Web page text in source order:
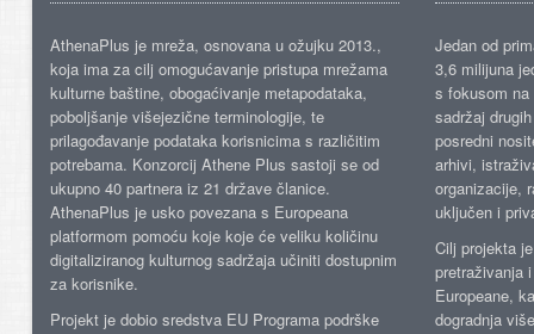
AthenaPlus je mreža, osnovana u ožujku 2013.,
koja ima za cilj omogućavanje pristupa mrežama
kulturne baštine, obogaćivanje metapodataka,
poboljšanje višejezične terminologije, te
prilagođavanje podataka korisnicima s različitim
potrebama. Konzorcij Athene Plus sastoji se od
ukupno 40 partnera iz 21 države članice.
AthenaPlus je usko povezana s Europeana
platformom pomoću koje koje će veliku količinu
digitaliziranog kulturnog sadržaja učiniti dostupnim
za korisnike.
Projekt je dobio sredstva EU Programa podrške
Jedan od
3,6 milijuna
s fokusom
sadržaj
posredni
arhivi,
organizacije,
uključen i
Cilj projekta
pretraživanja
Europeane,
dogradnja